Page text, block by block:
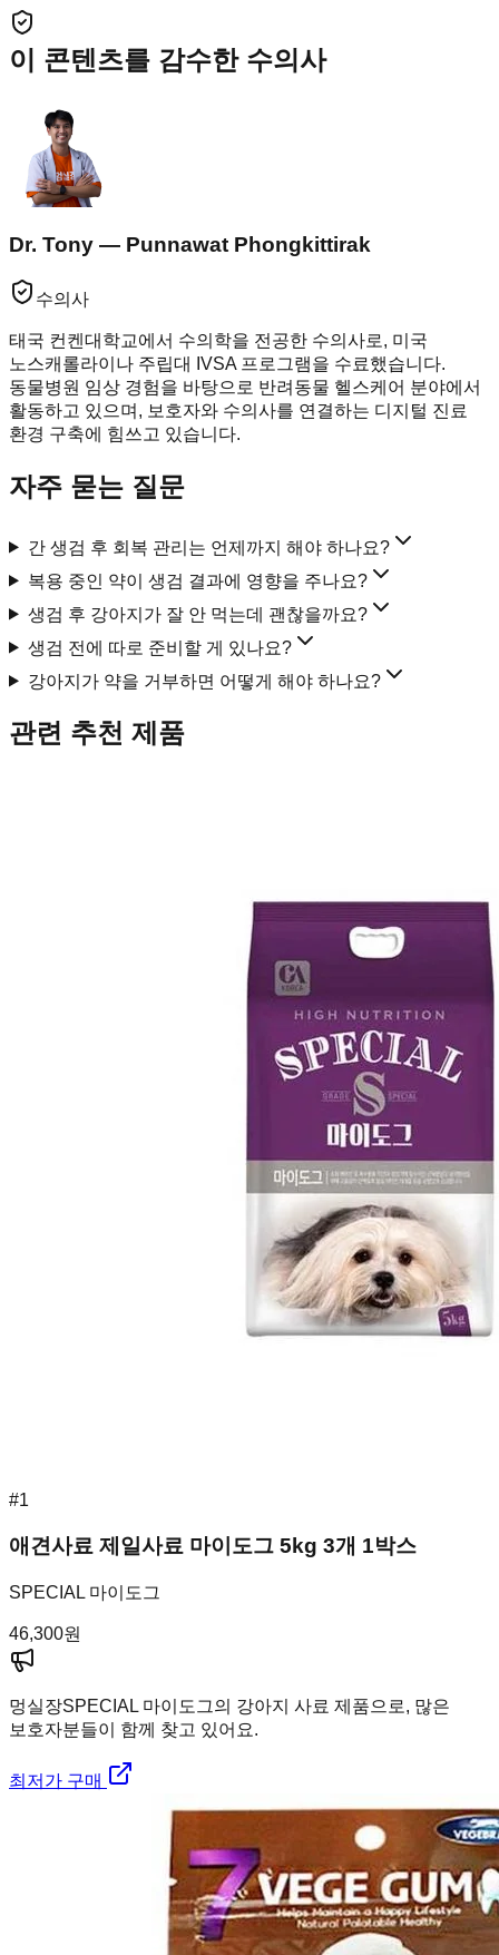
이 콘텐츠를 감수한 수의사
Dr. Tony — Punnawat Phongkittirak
수의사
태국 컨켄대학교에서 수의학을 전공한 수의사로, 미국
노스캐롤라이나 주립대 IVSA 프로그램을 수료했습니다.
동물병원 임상 경험을 바탕으로 반려동물 헬스케어 분야에서
활동하고 있으며, 보호자와 수의사를 연결하는 디지털 진료
환경 구축에 힘쓰고 있습니다.
자주 묻는 질문
간 생검 후 회복 관리는 언제까지 해야 하나요?
복용 중인 약이 생검 결과에 영향을 주나요?
생검 후 강아지가 잘 안 먹는데 괜찮을까요?
생검 전에 따로 준비할 게 있나요?
강아지가 약을 거부하면 어떻게 해야 하나요?
관련 추천 제품
#1
애견사료 제일사료 마이도그 5kg 3개 1박스
SPECIAL 마이도그
46,300원
멍실장SPECIAL 마이도그의 강아지 사료 제품으로, 많은
보호자분들이 함께 찾고 있어요.
최저가 구매